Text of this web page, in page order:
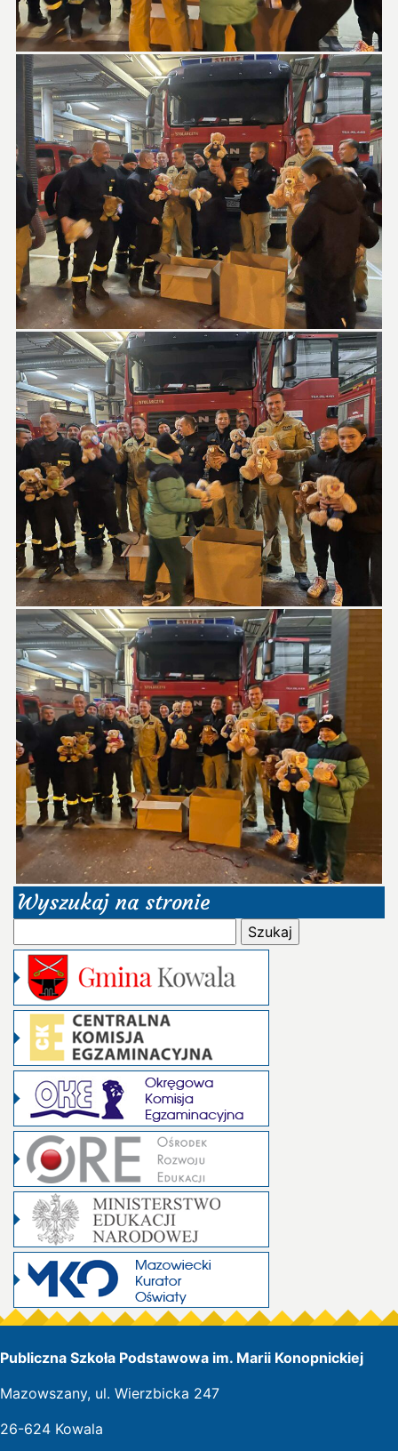
Wyszukaj na stronie
Publiczna Szkoła Podstawowa im. Marii Konopnickiej
Mazowszany, ul. Wierzbicka 247
26-624 Kowala